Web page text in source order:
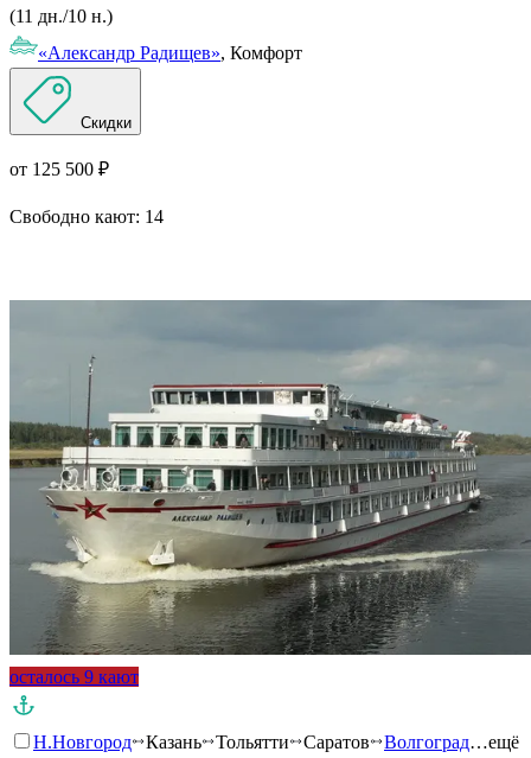
(11 дн./10 н.)
«Александр Радищев», Комфорт
Скидки
от 125 500 ₽
Свободно кают: 14
осталось 9 кают
Н.Новгород Казань Тольятти Саратов Волгоград…ещё